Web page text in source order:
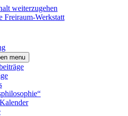
weiterzugehen
menu